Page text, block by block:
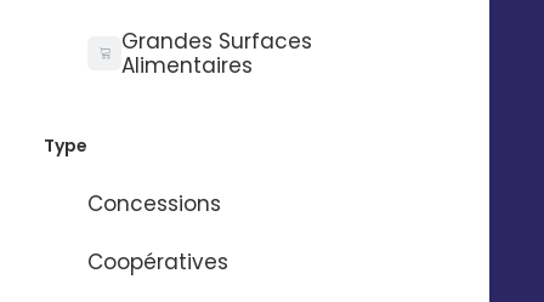
Grandes Surfaces
Alimentaires
Type
Concessions
Coopératives
Une question ? Contactez le